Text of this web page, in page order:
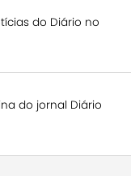
do Diário no
do jornal Diário